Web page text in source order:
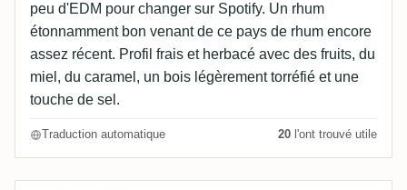
peu d'EDM pour changer sur Spotify. Un rhum
étonnamment bon venant de ce pays de rhum encore
assez récent. Profil frais et herbacé avec des fruits, du
miel, du caramel, un bois légèrement torréfié et une
touche de sel.
Traduction automatique 20 l'ont trouvé utile